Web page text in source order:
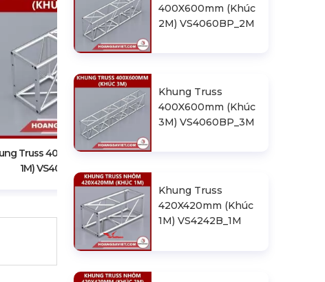
Truss 400X600mm (Khúc
1M) VS4060BP_1M
Khung Truss 400X600mm (Khúc
2M) VS4060BP_2M
400X600mm (Khúc
2M) VS4060BP_2M
Khung Truss
400X600mm (Khúc
3M) VS4060BP_3M
Khung Truss
420X420mm (Khúc
1M) VS4242B_1M